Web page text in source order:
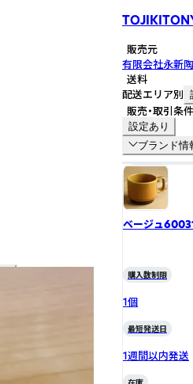
販売元
有限会社永新
送料
配送エリア別
販売・取引条件
設定あり
ブランド情
ベージュ
購入数制限
1個
最短発送日
1週間以内発送